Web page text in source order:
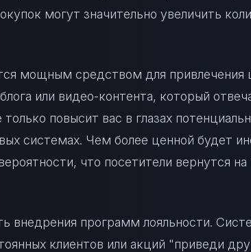
могут значительно увеличить
мощным средством для привлечения
или видео-контента, который
повысит вас в глазах
системах. Чем более ценной будет
что посетители вернутся на
внедрения программ лояльности.
клиентов или акций "приведи